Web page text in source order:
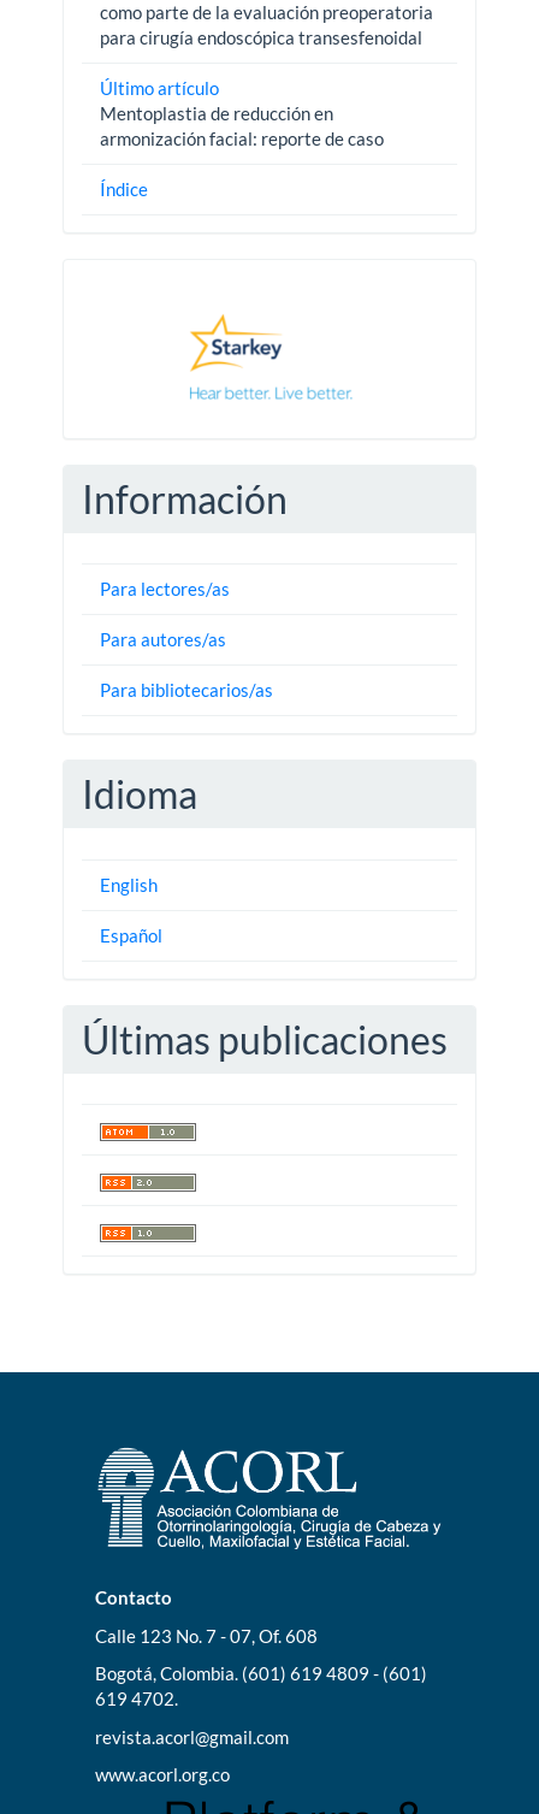
como parte de la evaluación preoperatoria
para cirugía endoscópica transesfenoidal
Último artículo
Mentoplastia de reducción en
armonización facial: reporte de caso
Índice
Información
Para lectores/as
Para autores/as
Para bibliotecarios/as
Idioma
English
Español
Últimas publicaciones
Contacto
Calle 123 No. 7 - 07, Of. 608
Bogotá, Colombia. (601) 619 4809 - (601)
619 4702.
revista.acorl@gmail.com
www.acorl.org.co